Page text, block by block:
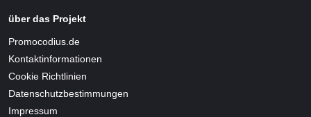
über das Projekt
Promocodius.de
Kontaktinformationen
Cookie Richtlinien
Datenschutzbestimmungen
Impressum